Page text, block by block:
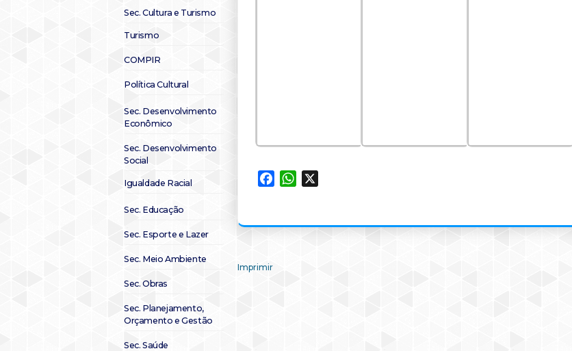
Sec. Cultura e Turismo
Turismo
COMPIR
Política Cultural
Sec. Desenvolvimento
Econômico
Sec. Desenvolvimento
Social
Igualdade Racial
Sec. Educação
Sec. Esporte e Lazer
Sec. Meio Ambiente
Sec. Obras
Sec. Planejamento,
Orçamento e Gestão
Sec. Saúde
FacebookWhatsApp
Imprimir